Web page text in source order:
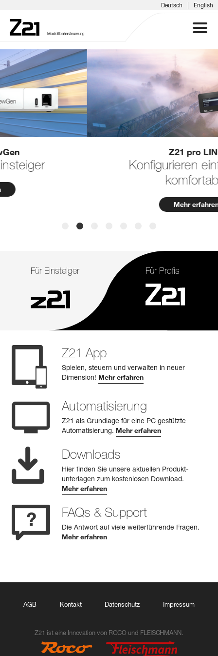
Deutsch | English
Modellbahnsteuerung
Z21 SYSTEM
PRODUKTE
DOWNLOADS
INFOTAGE
MEDIEN
Konfigurieren einfach und
Für Einsteiger Für Profis
Z21 App
Spielen, steuern und verwalten in neuer
Dimension! Mehr erfahren
Automatisierung
Z21 als Grundlage für eine PC gestützte
Automatisierung. Mehr erfahren
Downloads
Hier finden Sie unsere aktuellen Produkt-
unterlagen zum kostenlosen Download.
Mehr erfahren
FAQs & Support
Die Antwort auf viele weiterführende Fragen.
Mehr erfahren
AGB Kontakt Datenschutz Impressum
Z21 ist eine Innovation von ROCO und FLEISCHMANN.